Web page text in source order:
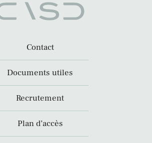
Contact
Documents utiles
Recrutement
Plan d’accès